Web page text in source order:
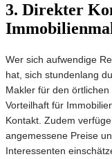
3. Direkter
Wer sich aufwendige
hat, sich stundenlang
Makler für den örtlichen
Vorteilhaft für
Kontakt. Zudem
angemessene Preise
Interessenten